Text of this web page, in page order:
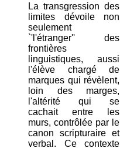
La transgression des
limites dévoile non
seulement
`'l'étranger'' des
frontières
linguistiques, aussi
l'élève chargé de
marques qui révèlent,
loin des marges,
l'altérité qui se
cachait entre les
murs, contrôlée par le
canon scripturaire et
verbal. Ce contexte